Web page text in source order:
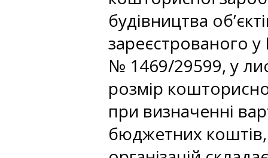
будівництва
зареєстрованого у
№ 1469/29599, у
розмір
при визначенні
бюджетних